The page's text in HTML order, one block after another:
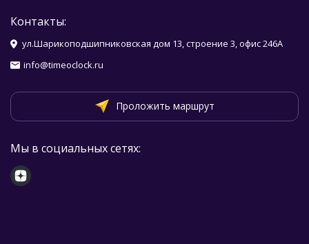
Контакты:
ул.Шарикоподшипниковская дом 13, строение 3, офис 246А
info@timeoclock.ru
Проложить маршрут
Мы в социальных сетях: